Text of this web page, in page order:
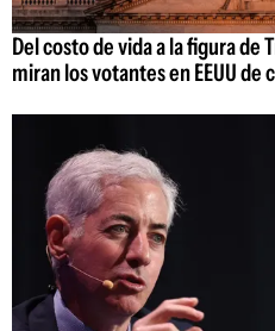
Del costo de vida a la figura
miran los votantes en EEUU de